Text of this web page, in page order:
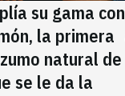
su gama con
la primera
natural de
se le da la